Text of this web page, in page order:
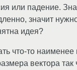
или падение.
значит
идея?
что-то наименее
вектора